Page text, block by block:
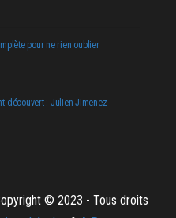
pour ne rien oublier
découvert : Julien Jimenez
© 2023 - Tous droits